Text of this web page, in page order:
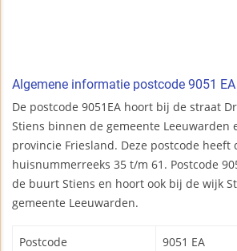
Algemene informatie postcode 9051 EA
De postcode 9051EA hoort bij de straat
Stiens binnen de gemeente Leeuwarden
provincie Friesland. Deze postcode heeft
huisnummerreeks 35 t/m 61. Postcode
de buurt Stiens en hoort ook bij de wijk
gemeente Leeuwarden.
Postcode 9051 EA